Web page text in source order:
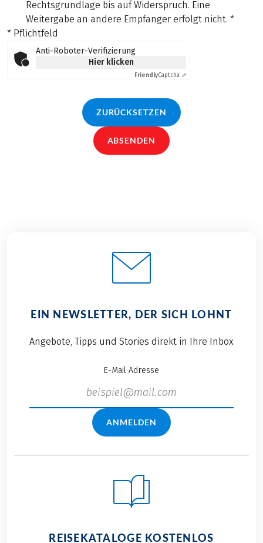
Rechtsgrundlage bis auf Widerspruch. Eine
Weitergabe an andere Empfänger erfolgt nicht. *
* Pflichtfeld
Anti-Roboter-Verifizierung
Hier klicken
FriendlyCaptcha ⇗
ZURÜCKSETZEN
ABSENDEN
EIN NEWSLETTER, DER SICH LOHNT
Angebote, Tipps und Stories direkt in Ihre Inbox
E-Mail Adresse
ANMELDEN
REISEKATALOGE KOSTENLOS